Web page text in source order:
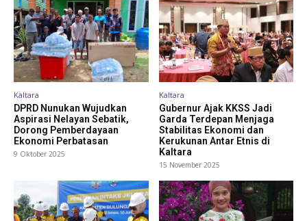
Kaltara
DPRD Nunukan Wujudkan
Aspirasi Nelayan Sebatik,
Dorong Pemberdayaan
Ekonomi Perbatasan
9 Oktober 2025
Kaltara
Gubernur Ajak KKSS Jadi
Garda Terdepan Menjaga
Stabilitas Ekonomi dan
Kerukunan Antar Etnis di
Kaltara
15 November 2025